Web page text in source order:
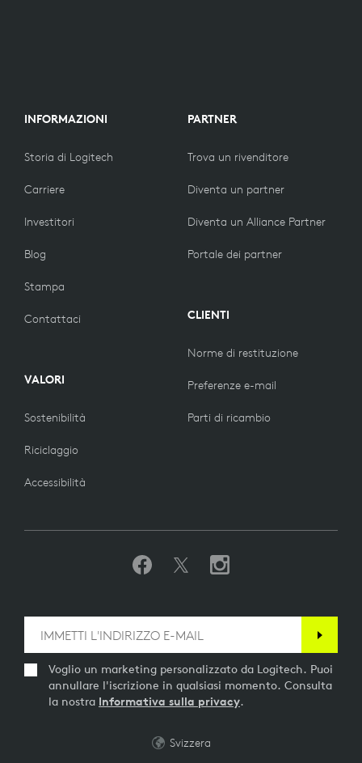
INFORMAZIONI
Storia di Logitech
Carriere
Investitori
Blog
Stampa
Contattaci
VALORI
Sostenibilità
Riciclaggio
Accessibilità
PARTNER
Trova un rivenditore
Diventa un partner
Diventa un Alliance Partner
Portale dei partner
CLIENTI
Norme di restituzione
Preferenze e-mail
Parti di ricambio
Voglio un marketing personalizzato da Logitech. Puoi
annullare l'iscrizione in qualsiasi momento. Consulta
la nostra Informativa sulla privacy.
Svizzera